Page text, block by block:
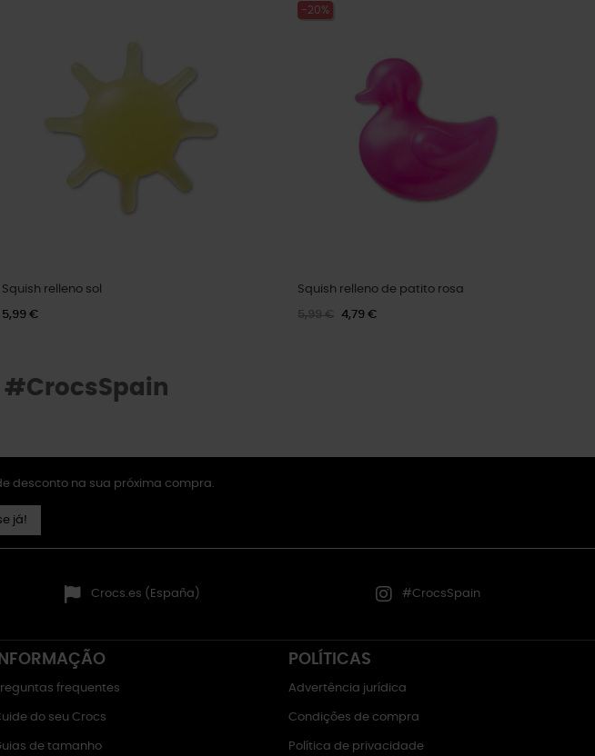
Squish relleno sol
5,99 €
-20%
Squish relleno de patito rosa
5,99 € 4,79 €
#CrocsSpain
desconto na sua próxima compra.
já!
Crocs.es (España) #CrocsSpain
INFORMAÇÃO
frequentes
do seu Crocs
de tamanho
POLÍTICAS
Advertência jurídica
Condições de compra
Política de privacidade